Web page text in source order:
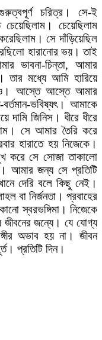
চরিত্র। সে-ই
চেয়েছিলাম
সে দাঁড়িয়েছিল
হারানোর ভয়। তাই
ভাবনা-চিন্তা, আমার
মধ্যে আমি হারিয়ে
আস্তে আস্তে আমার
ভবিষ্যৎ। আমাকে
দামি জিনিস। ধীরে ধীরে
সে আমার তৈরি করে
হারাতে হয় নিজেকে।
করে সে সোজা তাকালো
আমার জন্য সে প্রতিটি
দেরি বলে কিছু নেই।
বা নির্জনতা। প্রবাহের
স্বরভঙ্গিমা। নিজেকে
জন্যে। যে যোগ্য
অভাব হয় না। জীবন
প্রতিটি দিন।